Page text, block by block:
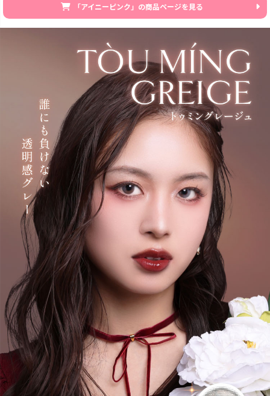
「アイニーピンク」の商品ページを見る